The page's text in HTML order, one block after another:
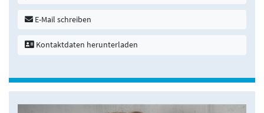
E-Mail schreiben
Kontaktdaten herunterladen